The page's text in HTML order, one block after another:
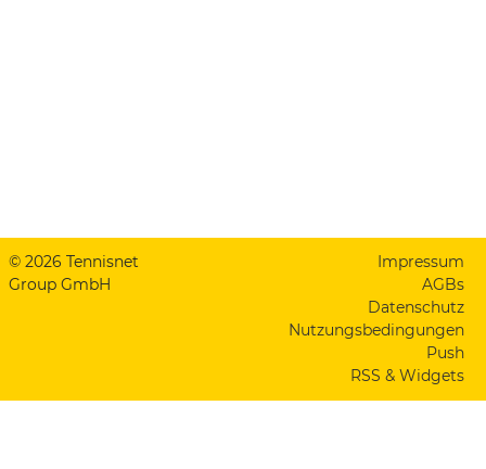
© 2026 Tennisnet
Group GmbH
Impressum
AGBs
Datenschutz
Nutzungsbedingungen
Push
RSS & Widgets